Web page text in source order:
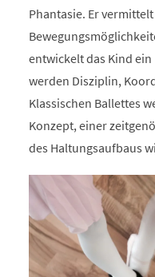
Phantasie. Er
entwickelt das Kind
werden Disziplin,
Klassischen Ballettes
Konzept, einer
des Haltungsaufbaus